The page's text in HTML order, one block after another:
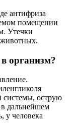
антифриза
помещении
Утечки
животных.
организм?
системы, острую
дальнейшем
у человека